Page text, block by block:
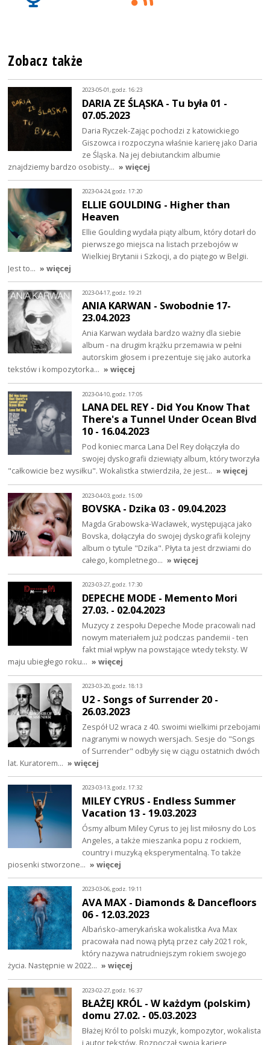
Zobacz także
2023-05-01, godz. 16:23
DARIA ZE ŚLĄSKA - Tu była 01 -
07.05.2023
Daria Ryczek-Zając pochodzi z katowickiego
Giszowca i rozpoczyna właśnie karierę jako Daria
ze Śląska. Na jej debiutanckim albumie
znajdziemy bardzo osobisty… » więcej
2023-04-24, godz. 17:20
ELLIE GOULDING - Higher than
Heaven
Ellie Goulding wydała piąty album, który dotarł do
pierwszego miejsca na listach przebojów w
Wielkiej Brytanii i Szkocji, a do piątego w Belgii.
Jest to… » więcej
2023-04-17, godz. 19:21
ANIA KARWAN - Swobodnie 17-
23.04.2023
Ania Karwan wydała bardzo ważny dla siebie
album - na drugim krążku przemawia w pełni
autorskim głosem i prezentuje się jako autorka
tekstów i kompozytorka… » więcej
2023-04-10, godz. 17:05
LANA DEL REY - Did You Know That
There's a Tunnel Under Ocean Blvd
10 - 16.04.2023
Pod koniec marca Lana Del Rey dołączyła do
swojej dyskografii dziewiąty album, który tworzyła
"całkowicie bez wysiłku". Wokalistka stwierdziła, że jest… » więcej
2023-04-03, godz. 15:09
BOVSKA - Dzika 03 - 09.04.2023
Magda Grabowska-Wacławek, występująca jako
Bovska, dołączyła do swojej dyskografii kolejny
album o tytule "Dzika". Płyta ta jest drzwiami do
całego, kompletnego… » więcej
2023-03-27, godz. 17:30
DEPECHE MODE - Memento Mori
27.03. - 02.04.2023
Muzycy z zespołu Depeche Mode pracowali nad
nowym materiałem już podczas pandemii - ten
fakt miał wpływ na powstające wtedy teksty. W
maju ubiegłego roku… » więcej
2023-03-20, godz. 18:13
U2 - Songs of Surrender 20 -
26.03.2023
Zespół U2 wraca z 40. swoimi wielkimi przebojami
nagranymi w nowych wersjach. Sesje do "Songs
of Surrender" odbyły się w ciągu ostatnich dwóch
lat. Kuratorem… » więcej
2023-03-13, godz. 17:32
MILEY CYRUS - Endless Summer
Vacation 13 - 19.03.2023
Ósmy album Miley Cyrus to jej list miłosny do Los
Angeles, a także mieszanka popu z rockiem,
country i muzyką eksperymentalną. To także
piosenki stworzone… » więcej
2023-03-06, godz. 19:11
AVA MAX - Diamonds & Dancefloors
06 - 12.03.2023
Albańsko-amerykańska wokalistka Ava Max
pracowała nad nową płytą przez cały 2021 rok,
który nazywa natrudniejszym rokiem swojego
życia. Następnie w 2022… » więcej
2023-02-27, godz. 16:37
BŁAŻEJ KRÓL - W każdym (polskim)
domu 27.02. - 05.03.2023
Błażej Król to polski muzyk, kompozytor, wokalista
i autor tekstów. Rozpoczął swoją karierę